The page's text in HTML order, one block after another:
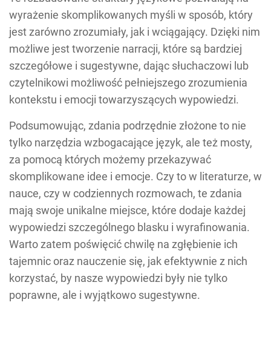
wyrażenie skomplikowanych myśli w sposób, który
jest zarówno zrozumiały, jak i wciągający. Dzięki nim
możliwe jest tworzenie narracji, które są bardziej
szczegółowe i sugestywne, dając słuchaczowi lub
czytelnikowi możliwość pełniejszego zrozumienia
kontekstu i emocji towarzyszących wypowiedzi.
Podsumowując, zdania podrzędnie złożone to nie
tylko narzędzia wzbogacające język, ale też mosty,
za pomocą których możemy przekazywać
skomplikowane idee i emocje. Czy to w literaturze, w
nauce, czy w codziennych rozmowach, te zdania
mają swoje unikalne miejsce, które dodaje każdej
wypowiedzi szczególnego blasku i wyrafinowania.
Warto zatem poświęcić chwilę na zgłębienie ich
tajemnic oraz nauczenie się, jak efektywnie z nich
korzystać, by nasze wypowiedzi były nie tylko
poprawne, ale i wyjątkowo sugestywne.